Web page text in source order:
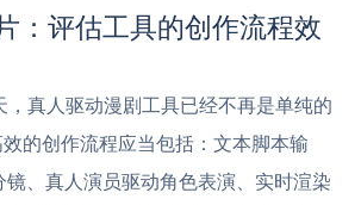
：评估工具的创作流程效
，真人驱动漫剧工具已经不再是单纯的
的创作流程应当包括：文本脚本输
镜、真人演员驱动角色表演、实时渲染